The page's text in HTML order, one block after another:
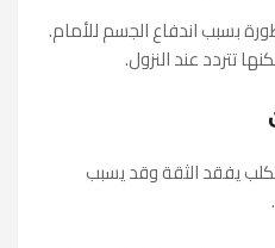
بسبب اندفاع الجسم للأمام.
تتردد عند النزول.
يفقد الثقة وقد يسبب